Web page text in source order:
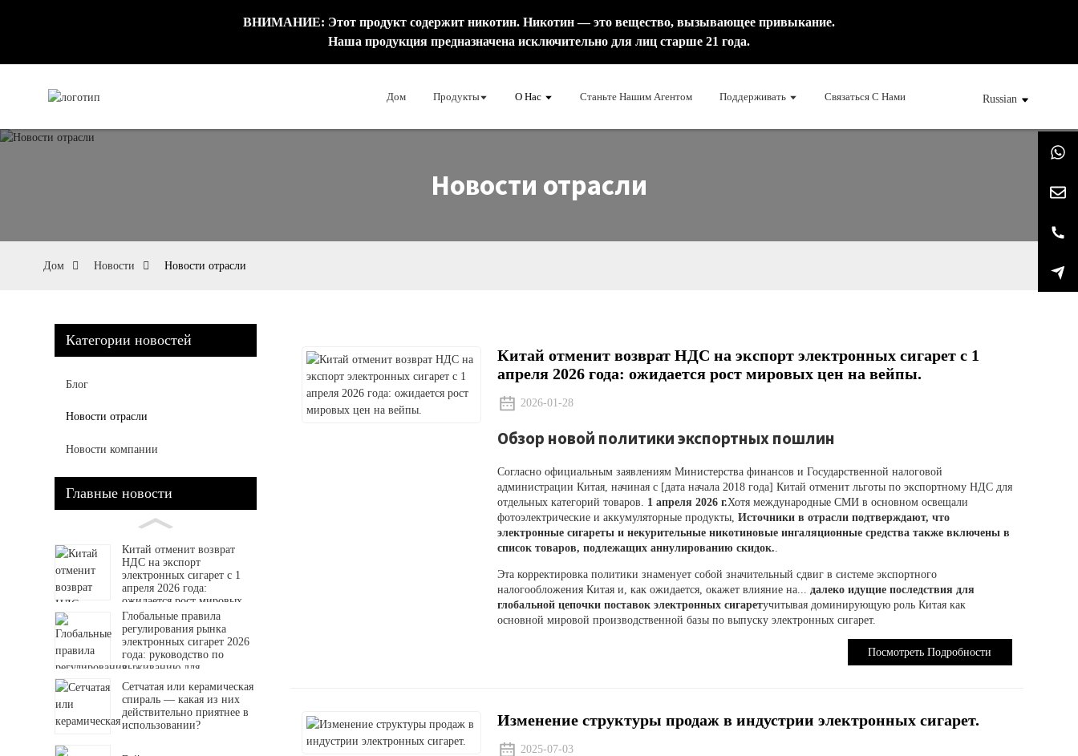
ВНИМАНИЕ: Этот продукт содержит никотин. Никотин — это вещество, вызывающее привыкание.
Наша продукция предназначена исключительно для лиц старше 21 года.
Дом Продукты О Нас Станьте Нашим Агентом Поддерживать Связаться С Нами Russian
Новости отрасли
Дом Новости Новости отрасли
Категории новостей
Блог
Новости отрасли
Новости компании
Главные новости
Китай отменит возврат
НДС на экспорт
электронных сигарет с 1
апреля 2026 года:
ожидается рост мировых
цен на вейпы.
Глобальные правила
регулирования рынка
электронных сигарет 2026
года: руководство по
выживанию для
дистрибьюторов и
оптовиков.
Сетчатая или керамическая
спираль — какая из них
действительно приятнее в
использовании?
Китай отменит возврат НДС на экспорт электронных сигарет с 1
апреля 2026 года: ожидается рост мировых цен на вейпы.
2026-01-28
Обзор новой политики экспортных пошлин
Согласно официальным заявлениям Министерства финансов и Государственной налоговой
администрации Китая, начиная с [дата начала 2018 года] Китай отменит льготы по экспортному НДС для
отдельных категорий товаров. 1 апреля 2026 г.Хотя международные СМИ в основном освещали
фотоэлектрические и аккумуляторные продукты, Источники в отрасли подтверждают, что
электронные сигареты и некурительные никотиновые ингаляционные средства также включены в
список товаров, подлежащих аннулированию скидок.
Эта корректировка политики знаменует собой значительный сдвиг в системе экспортного
налогообложения Китая и, как ожидается, окажет влияние на... далеко идущие последствия для
глобальной цепочки поставок электронных сигаретучитывая доминирующую роль Китая как
основной мировой производственной базы по выпуску электронных сигарет.
Посмотреть Подробности
Изменение структуры продаж в индустрии электронных сигарет.
2025-07-03